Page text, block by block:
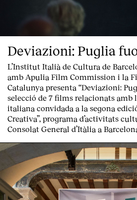
Deviazioni: Puglia
L’Institut Italià de Cultura de
amb Apulia Film Commission i la
Catalunya presenta “Deviazioni:
selecció de 7 films relacionats amb
italiana convidada a la segona
Creativa”, programa d’activitats
Consolat General d’Itàlia a